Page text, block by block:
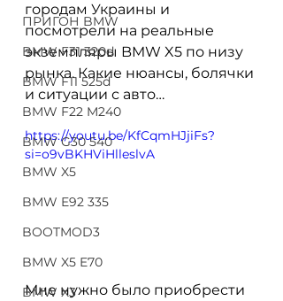
ПРИГОН BMW
BMW F31 320d
BMW F11 525d
BMW F22 M240
BMW G30 540
BMW X5
BMW E92 335
BOOTMOD3
BMW X5 E70
BMW X3
городам Украины и
посмотрели на реальные
экземпляры BMW X5 по низу
рынка. Какие нюансы, болячки
и ситуации с авто…
https://youtu.be/KfCqmHJjiFs?
si=o9vBKHViHlleslvA
Мне нужно было приобрести